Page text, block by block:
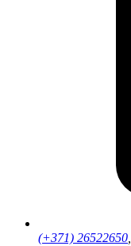
(+371) 26522650,